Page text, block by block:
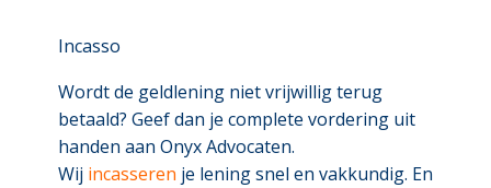
Incasso
Wordt de geldlening niet vrijwillig terug
betaald? Geef dan je complete vordering uit
handen aan Onyx Advocaten.
Wij incasseren je lening snel en vakkundig. En